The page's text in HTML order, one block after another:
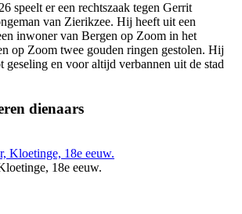
speelt er een rechtszaak tegen Gerrit
van Zierikzee. Hij heeft uit een
inwoner van Bergen op Zoom in het
op Zoom twee gouden ringen gestolen. Hij
geseling en voor altijd verbannen uit de stad
dienaars
18e eeuw.